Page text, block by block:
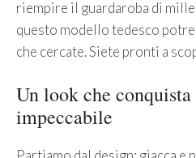
riempire il guardaroba di
questo modello tedesco
che cercate. Siete pronti a
Un look che
impeccabile